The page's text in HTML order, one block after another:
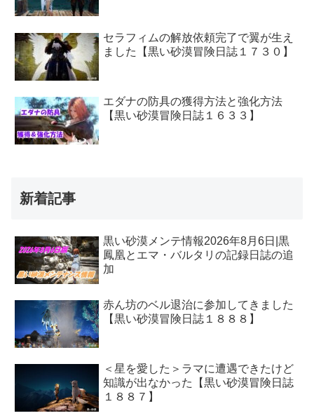
セラフィムの解放依頼完了で翼が生え
ました【黒い砂漠冒険日誌１７３０】
エダナの防具の獲得方法と強化方法
【黒い砂漠冒険日誌１６３３】
新着記事
黒い砂漠メンテ情報2026年8月6日|黒
鳳凰とエマ・バルタリの記録日誌の追
加
赤ん坊のベル退治に参加してきました
【黒い砂漠冒険日誌１８８８】
＜星を愛した＞ラマに遭遇できたけど
知識が出なかった【黒い砂漠冒険日誌
１８８７】